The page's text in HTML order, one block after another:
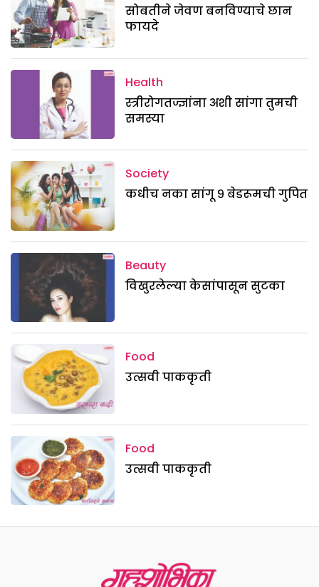
सोबतीने जेवण बनविण्याचे छान
फायदे
Health
स्त्रीरोगतज्ज्ञांना अशी सांगा तुमची
समस्या
Society
कधीच नका सांगू ९ बेडरूमची गुपित
Beauty
विखुरलेल्या केसांपासून सुटका
Food
उत्सवी पाककृती
Food
उत्सवी पाककृती